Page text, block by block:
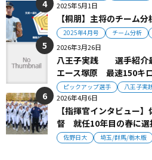
2025年5月1日
【桐朋】主将のチーム分
2025年4月号 チーム分析
2026年3月26日
八王子実践 選手紹介最
エース塚原 最速150キ
ピックアップ選手 八王子実
2026年4月6日
【指揮官インタビュー
督 就任10年目の春に選
佐野日大 埼玉/群馬/栃木版